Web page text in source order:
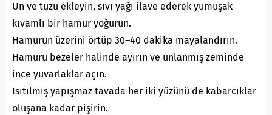
Un ve tuzu ekleyin, sıvı yağı ilave ederek yumuşak
kıvamlı bir hamur yoğurun.
Hamurun üzerini örtüp 30–40 dakika mayalandırın.
Hamuru bezeler halinde ayırın ve unlanmış zeminde
ince yuvarlaklar açın.
Isıtılmış yapışmaz tavada her iki yüzünü de kabarcıklar
oluşana kadar pişirin.